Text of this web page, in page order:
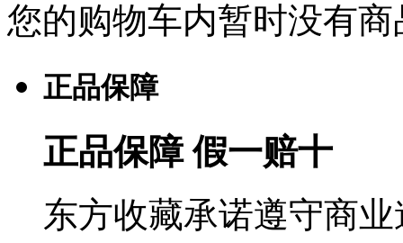
您的购物车内暂时没有商
正品保障
正品保障 假一赔十
东方收藏承诺遵守商